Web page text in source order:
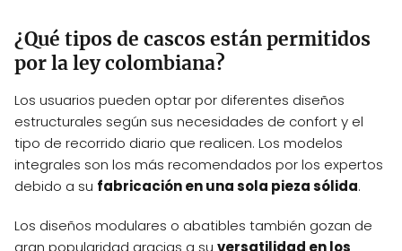
¿Qué tipos de cascos están permitidos
por la ley colombiana?
Los usuarios pueden optar por diferentes diseños
estructurales según sus necesidades de confort y el
tipo de recorrido diario que realicen. Los modelos
integrales son los más recomendados por los expertos
debido a su fabricación en una sola pieza sólida.
Los diseños modulares o abatibles también gozan de
gran popularidad gracias a su versatilidad en los